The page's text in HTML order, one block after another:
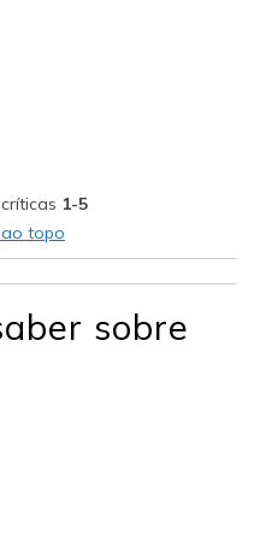
too big
1-5
topo
sobre